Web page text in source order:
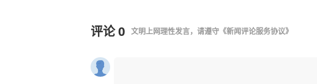
评论0 文明上网理性发言，请遵守 《新闻评论服务协议》